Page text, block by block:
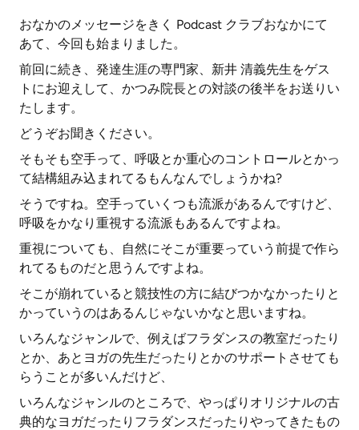
おなかのメッセージをきく Podcast クラブおなかにて
あて、今回も始まりました。
前回に続き、発達生涯の専門家、新井 清義先生をゲス
トにお迎えして、かつみ院長との対談の後半をお送りい
たします。
どうぞお聞きください。
そもそも空手って、呼吸とか重心のコントロールとかっ
て結構組み込まれてるもんなんでしょうかね?
そうですね。空手っていくつも流派があるんですけど、
呼吸をかなり重視する流派もあるんですよね。
重視についても、自然にそこが重要っていう前提で作ら
れてるものだと思うんですよね。
そこが崩れていると競技性の方に結びつかなかったりと
かっていうのはあるんじゃないかなと思いますね。
いろんなジャンルで、例えばフラダンスの教室だったり
とか、あとヨガの先生だったりとかのサポートさせても
らうことが多いんだけど、
いろんなジャンルのところで、やっぱりオリジナルの古
典的なヨガだったりフラダンスだったりやってきたもの